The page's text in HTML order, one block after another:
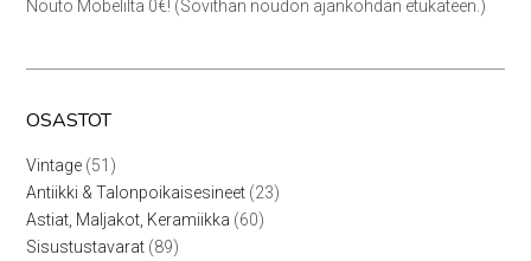
Nouto Möbeliltä 0€! (Sovithan noudon ajankohdan etukäteen.)
OSASTOT
Vintage 51 51
tuotetta
Antiikki & Talonpoikaisesineet 2323
Astiat, Maljakot, Keramiikka 6060
Sisustustavarat 8989